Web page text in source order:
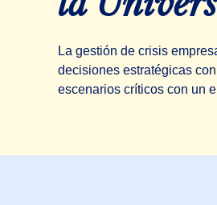
La gestión de crisis
decisiones estratégicas
escenarios críticos con un